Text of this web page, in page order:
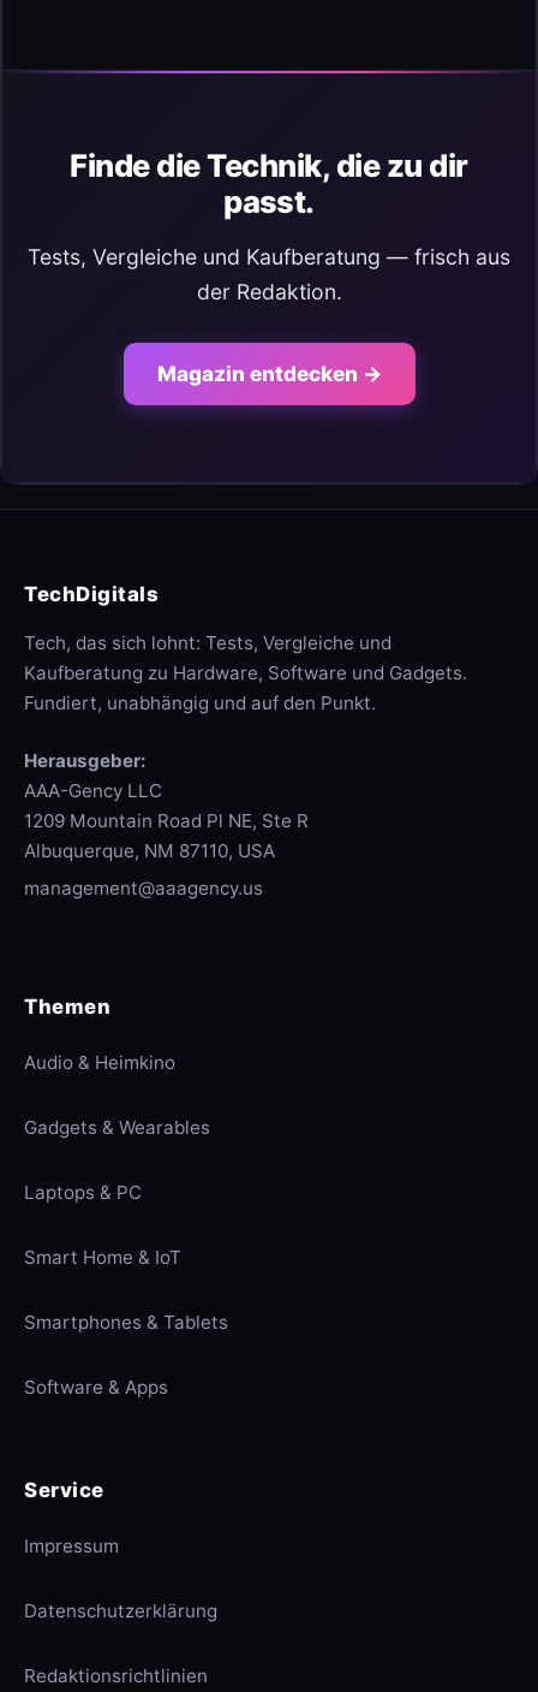
Finde die Technik, die zu dir
passt.
Tests, Vergleiche und Kaufberatung — frisch aus
der Redaktion.
Magazin entdecken →
TechDigitals
Tech, das sich lohnt: Tests, Vergleiche und
Kaufberatung zu Hardware, Software und Gadgets.
Fundiert, unabhängig und auf den Punkt.
Herausgeber:
AAA-Gency LLC
1209 Mountain Road Pl NE, Ste R
Albuquerque, NM 87110, USA
management@aaagency.us
Themen
Audio & Heimkino
Gadgets & Wearables
Laptops & PC
Smart Home & IoT
Smartphones & Tablets
Software & Apps
Service
Impressum
Datenschutzerklärung
Redaktionsrichtlinien